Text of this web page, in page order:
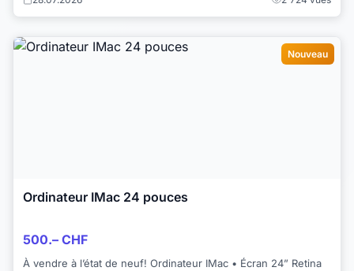
Nouveau
Ordinateur IMac 24 pouces
500.– CHF
À vendre à l’état de neuf! Ordinateur IMac • Écran 24” Retina